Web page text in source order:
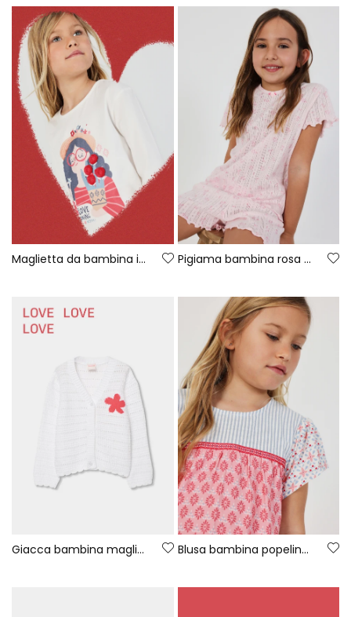
Maglietta da bambina in cotone bianca Pigiama bambina rosa stampato
Giacca bambina maglia bianca Blusa bambina popeline stampato